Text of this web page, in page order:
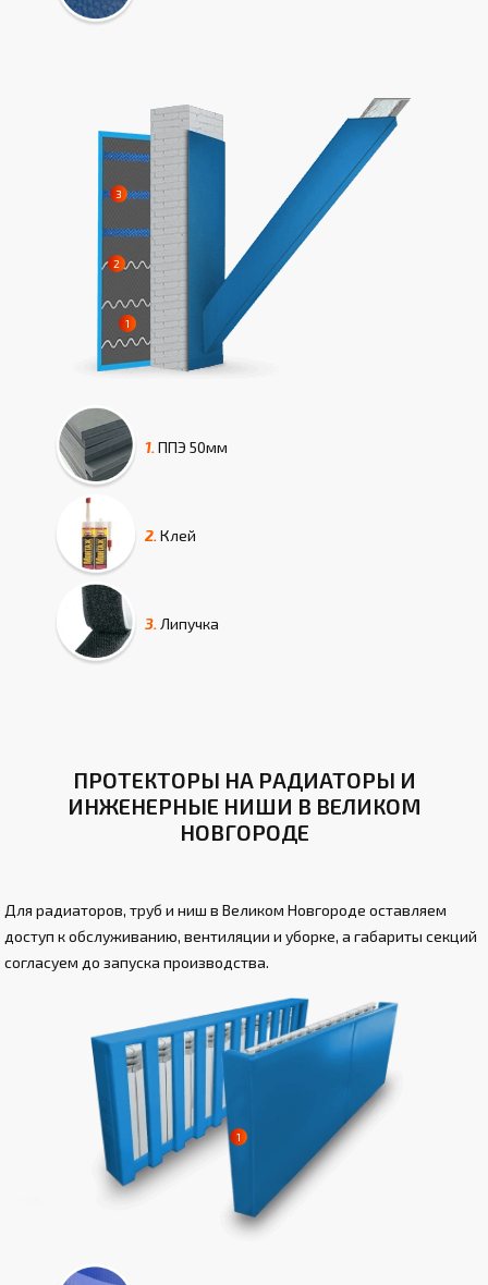
1. ППЭ 50мм
2. Клей
3. Липучка
ПРОТЕКТОРЫ НА РАДИАТОРЫ И
ИНЖЕНЕРНЫЕ НИШИ В ВЕЛИКОМ
НОВГОРОДЕ
Для радиаторов, труб и ниш в Великом Новгороде оставляем
доступ к обслуживанию, вентиляции и уборке, а габариты секций
согласуем до запуска производства.